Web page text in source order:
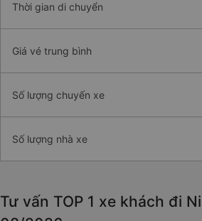
Thời gian di chuyển
Giá vé trung bình
Số lượng chuyến xe
Số lượng nhà xe
Tư vấn TOP 1 xe khách đi